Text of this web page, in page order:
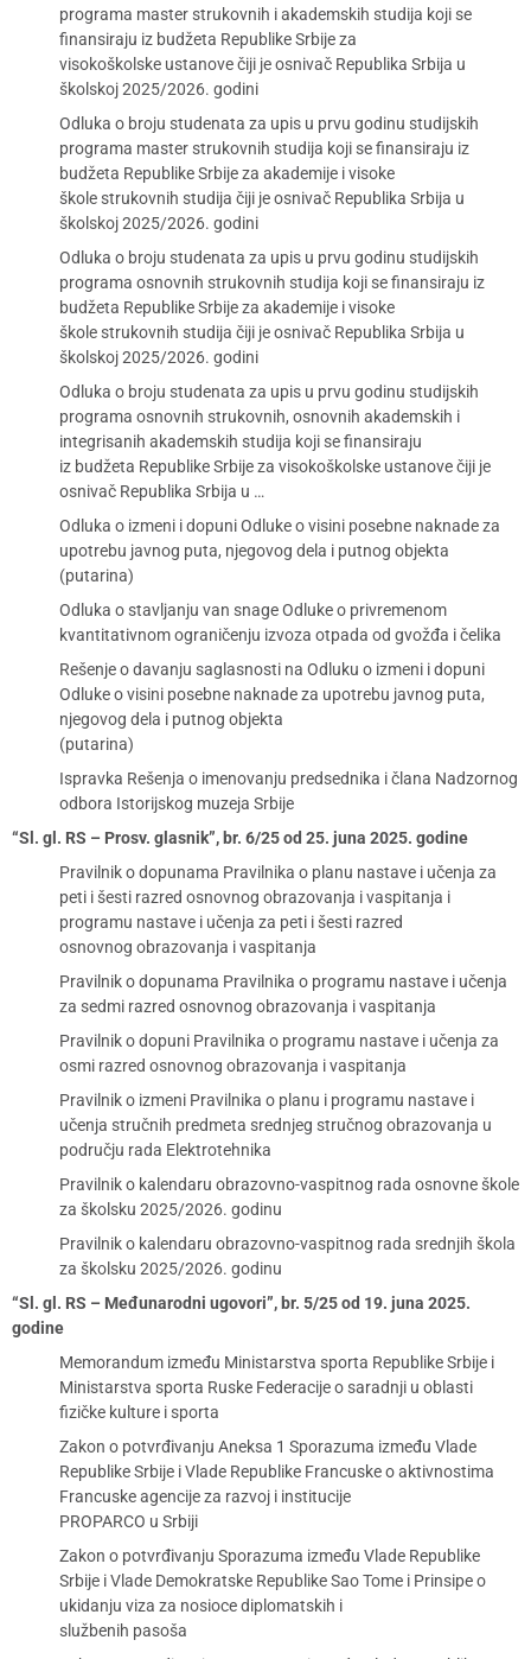
programa master strukovnih i akademskih studija koji se
finansiraju iz budžeta Republike Srbije za
visokoškolske ustanove čiji je osnivač Republika Srbija u
školskoj 2025/2026. godini
Odluka o broju studenata za upis u prvu godinu studijskih
programa master strukovnih studija koji se finansiraju iz
budžeta Republike Srbije za akademije i visoke
škole strukovnih studija čiji je osnivač Republika Srbija u
školskoj 2025/2026. godini
Odluka o broju studenata za upis u prvu godinu studijskih
programa osnovnih strukovnih studija koji se finansiraju iz
budžeta Republike Srbije za akademije i visoke
škole strukovnih studija čiji je osnivač Republika Srbija u
školskoj 2025/2026. godini
Odluka o broju studenata za upis u prvu godinu studijskih
programa osnovnih strukovnih, osnovnih akademskih i
integrisanih akademskih studija koji se finansiraju
iz budžeta Republike Srbije za visokoškolske ustanove čiji je
osnivač Republika Srbija u …
Odluka o izmeni i dopuni Odluke o visini posebne naknade za
upotrebu javnog puta, njegovog dela i putnog objekta
(putarina)
Odluka o stavljanju van snage Odluke o privremenom
kvantitativnom ograničenju izvoza otpada od gvožđa i čelika
Rešenje o davanju saglasnosti na Odluku o izmeni i dopuni
Odluke o visini posebne naknade za upotrebu javnog puta,
njegovog dela i putnog objekta
(putarina)
Ispravka Rešenja o imenovanju predsednika i člana Nadzornog
odbora Istorijskog muzeja Srbije
“Sl. gl. RS – Prosv. glasnik”, br. 6/25 od 25. juna 2025. godine
Pravilnik o dopunama Pravilnika o planu nastave i učenja za
peti i šesti razred osnovnog obrazovanja i vaspitanja i
programu nastave i učenja za peti i šesti razred
osnovnog obrazovanja i vaspitanja
Pravilnik o dopunama Pravilnika o programu nastave i učenja
za sedmi razred osnovnog obrazovanja i vaspitanja
Pravilnik o dopuni Pravilnika o programu nastave i učenja za
osmi razred osnovnog obrazovanja i vaspitanja
Pravilnik o izmeni Pravilnika o planu i programu nastave i
učenja stručnih predmeta srednjeg stručnog obrazovanja u
području rada Elektrotehnika
Pravilnik o kalendaru obrazovno-vaspitnog rada osnovne škole
za školsku 2025/2026. godinu
Pravilnik o kalendaru obrazovno-vaspitnog rada srednjih škola
za školsku 2025/2026. godinu
“Sl. gl. RS – Međunarodni ugovori”, br. 5/25 od 19. juna 2025.
godine
Memorandum između Ministarstva sporta Republike Srbije i
Ministarstva sporta Ruske Federacije o saradnji u oblasti
fizičke kulture i sporta
Zakon o potvrđivanju Aneksa 1 Sporazuma između Vlade
Republike Srbije i Vlade Republike Francuske o aktivnostima
Francuske agencije za razvoj i institucije
PROPARCO u Srbiji
Zakon o potvrđivanju Sporazuma između Vlade Republike
Srbije i Vlade Demokratske Republike Sao Tome i Prinsipe o
ukidanju viza za nosioce diplomatskih i
službenih pasoša